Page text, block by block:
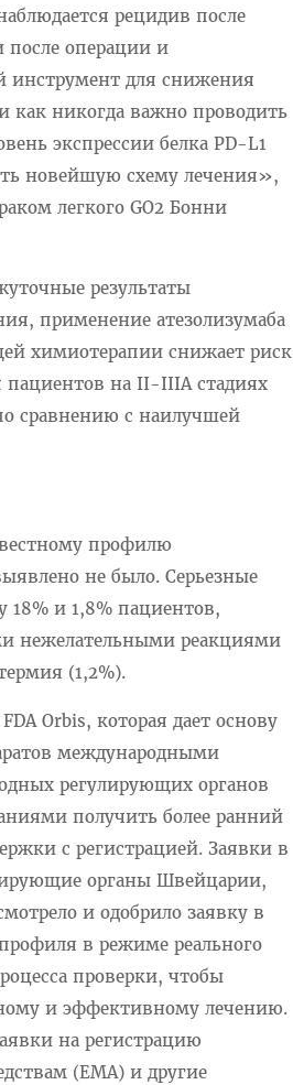
рецидив после
после операции и
для снижения
как никогда важно проводить
экспрессии белка PD-L1
новейшую схему лечения»,
легкого GO2 Бонни
результаты
применение атезолизумаба
химиотерапии снижает риск
пациентов на II-IIIА стадиях
сравнению с наилучшей
профилю
не было. Серьезные
18% и 1,8% пациентов,
нежелательными реакциями
(1,2%).
Orbis, которая дает основу
международными
регулирующих органов
получить более ранний
с регистрацией. Заявки в
органы Швейцарии,
и одобрило заявку в
в режиме реального
проверки, чтобы
и эффективному лечению.
на регистрацию
(EMA) и другие